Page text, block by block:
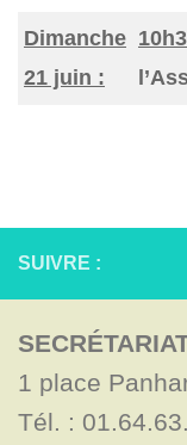
Dimanche
21 juin :
SUIVRE :
1 place
Tél. :